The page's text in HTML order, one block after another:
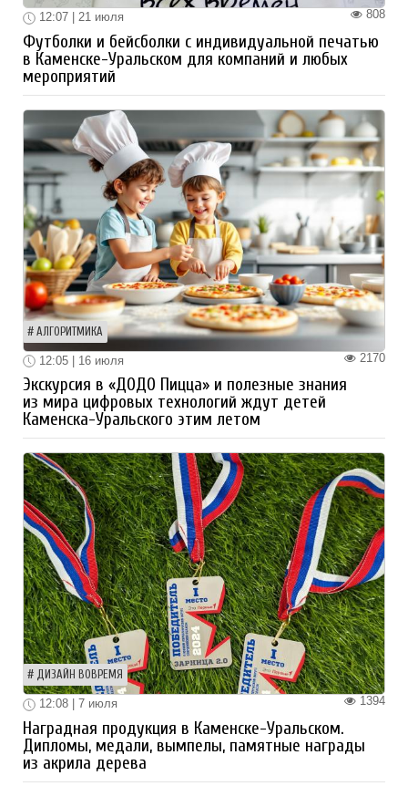
808
12:07 | 21 июля
Футболки и бейсболки с индивидуальной печатью
в Каменске-Уральском для компаний и любых
мероприятий
АЛГОРИТМИКА
2170
12:05 | 16 июля
Экскурсия в «ДОДО Пицца» и полезные знания
из мира цифровых технологий ждут детей
Каменска-Уральского этим летом
ДИЗАЙН ВОВРЕМЯ
1394
12:08 | 7 июля
Наградная продукция в Каменске-Уральском.
Дипломы, медали, вымпелы, памятные награды
из акрила дерева